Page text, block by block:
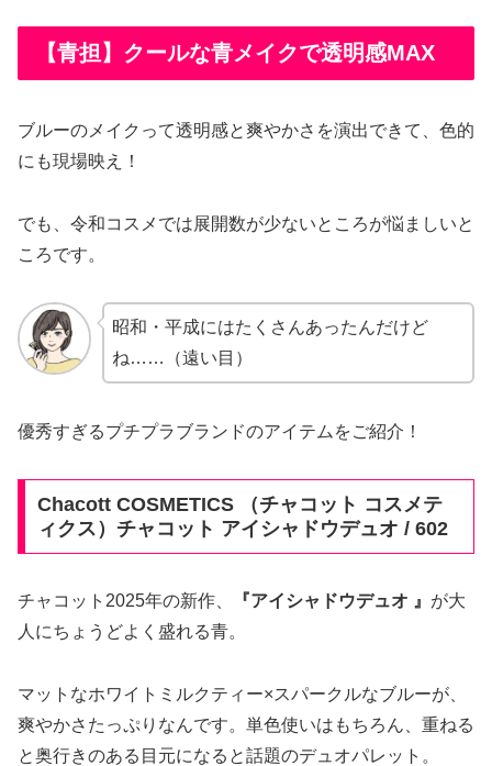
【青担】クールな青メイクで透明感MAX
ブルーのメイクって透明感と爽やかさを演出できて、色的
にも現場映え！
でも、令和コスメでは展開数が少ないところが悩ましいと
ころです。
昭和・平成にはたくさんあったんだけど
ね……（遠い目）
優秀すぎるプチプラブランドのアイテムをご紹介！
Chacott COSMETICS （チャコット コスメテ
ィクス）チャコット アイシャドウデュオ / 602
チャコット2025年の新作、 『アイシャドウデュオ 』 が大
人にちょうどよく盛れる青。
マットなホワイトミルクティー×スパークルなブルーが、
爽やかさたっぷりなんです。単色使いはもちろん、重ねる
と奥行きのある目元になると話題のデュオパレット。